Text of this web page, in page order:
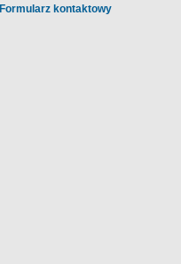
Formularz kontaktowy